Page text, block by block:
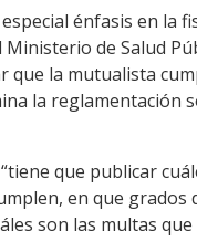
énfasis en la
de Salud
que la mutualista
la reglamentación
que publicar
en que grados
son las multas que